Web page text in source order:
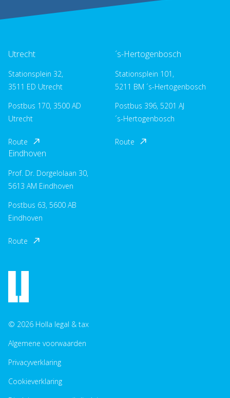
Utrecht
Stationsplein 32,
3511 ED Utrecht
Postbus 170, 3500 AD
Utrecht
Route
´s-Hertogenbosch
Stationsplein 101,
5211 BM ´s-Hertogenbosch
Postbus 396, 5201 AJ
´s-Hertogenbosch
Route
Eindhoven
Prof. Dr. Dorgelolaan 30,
5613 AM Eindhoven
Postbus 63, 5600 AB
Eindhoven
Route
© 2026 Holla legal & tax
Algemene voorwaarden
Privacyverklaring
Cookieverklaring